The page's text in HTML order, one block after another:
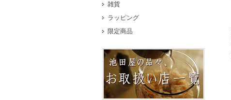
雑貨
ラッピング
限定商品